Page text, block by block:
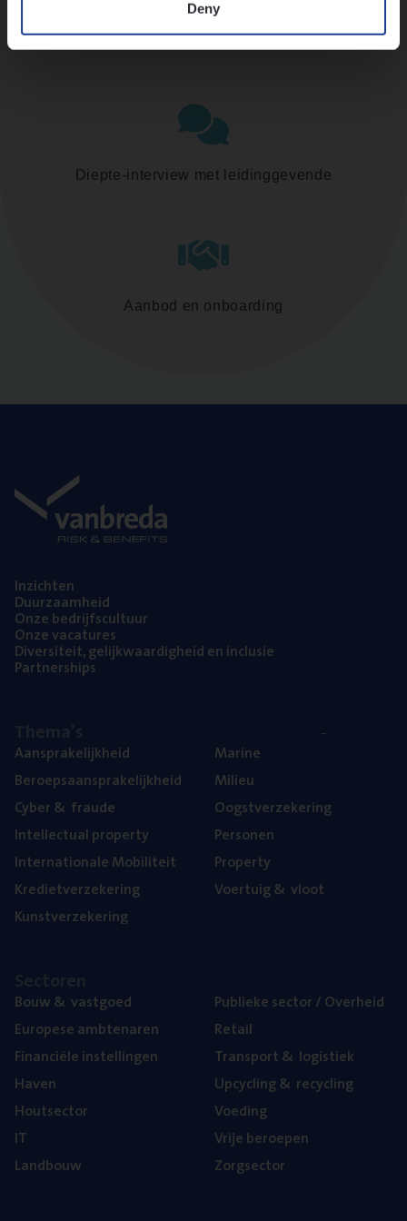
Deny
Diepte-interview met leidinggevende
Aanbod en onboarding
Inzich­ten
Duur­zaam­heid
Onze bedrijfs­cul­tuur
Onze vaca­tu­res
Diver­si­teit, gelijk­waar­dig­heid en inclusie
Part­ner­ships
Aan­spra­ke­lijk­heid
Beroeps­aan­spra­ke­lijk­heid
Cyber& fraude
Intel­lec­tu­al property
Inter­na­ti­o­na­le Mobiliteit
Kre­diet­ver­ze­ke­ring
Kunst­ver­ze­ke­ring
Mari­ne
Mili­eu
Oogst­ver­ze­ke­ring
Per­so­nen
Pro­per­ty
Voer­tuig& vloot
Bouw& vastgoed
Euro­pe­se ambtenaren
Finan­ci­ë­le instellingen
Haven
Hout­sec­tor
IT
Land­bouw
Publie­ke sec­tor / Overheid
Retail
Trans­port& logistiek
Upcy­cling& recycling
Voe­ding
Vrije beroe­pen
Zorg­sec­tor